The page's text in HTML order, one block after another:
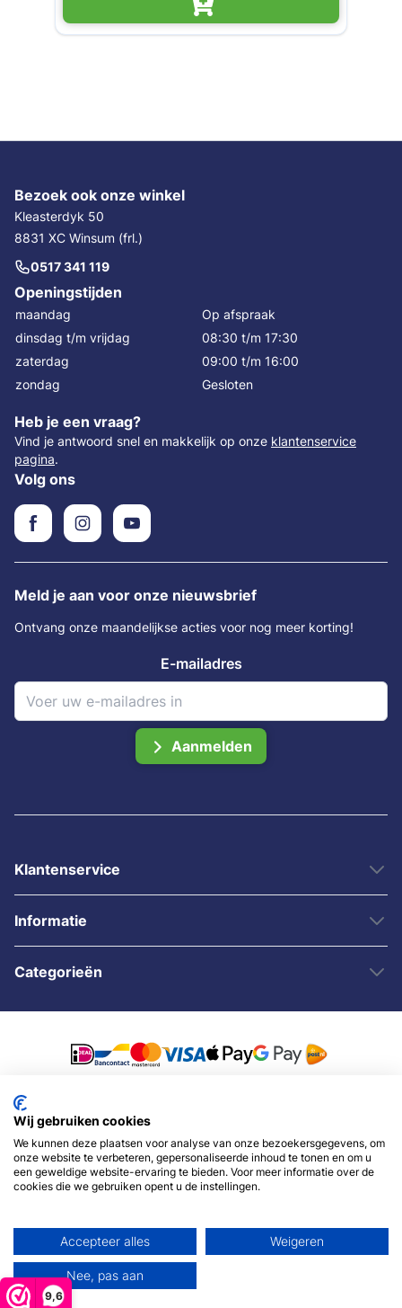
9,6
Bezoek ook onze winkel
Kleasterdyk 50
8831 XC Winsum (frl.)
0517 341 119
Openingstijden
maandag
Op afspraak
dinsdag t/m vrijdag
08:30 t/m 17:30
zaterdag
09:00 t/m 16:00
zondag
Gesloten
Heb je een vraag?
Vind je antwoord snel en makkelijk op onze klantenservice
pagina.
Volg ons
Meld je aan voor onze nieuwsbrief
Ontvang onze maandelijkse acties voor nog meer korting!
E-mailadres
Aanmelden
Klantenservice
Informatie
Categorieën
© 2007 - 2026 - Sybshop.nl
Wij gebruiken cookies
We kunnen deze plaatsen voor analyse van onze bezoekersgegevens, om
onze website te verbeteren, gepersonaliseerde inhoud te tonen en om u
een geweldige website-ervaring te bieden. Voor meer informatie over de
cookies die we gebruiken opent u de instellingen.
Accepteer alles Weigeren
Nee, pas aan